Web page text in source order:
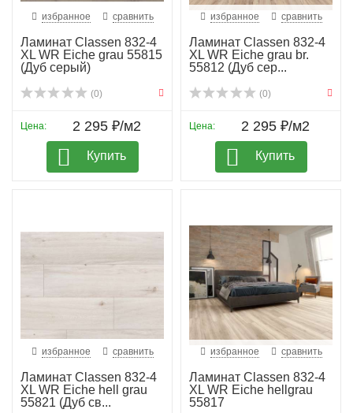
избранное сравнить
Ламинат Classen 832-4
XL WR Eiche grau 55815
(Дуб серый)
(0)
Цена: 2 295 ₽/м2
Купить
избранное сравнить
Ламинат Classen 832-4
XL WR Eiche grau br.
55812 (Дуб сер...
(0)
Цена: 2 295 ₽/м2
Купить
избранное сравнить
Ламинат Classen 832-4
XL WR Eiche hell grau
55821 (Дуб св...
избранное сравнить
Ламинат Classen 832-4
XL WR Eiche hellgrau
55817